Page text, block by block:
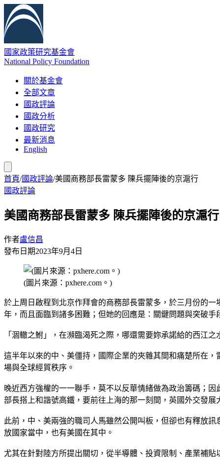
國家政策研究基金會
National Policy Foundation
關於基金會
全部文章
國政評論
國政分析
國政研究
最新消息
English
首頁/國政評論/美國商務部長雷蒙多 陳兵擺陣後的京滬行
國政評論
美國商務部長雷蒙多 陳兵擺陣後的京滬行
作者盧信昌
發布日期2023年9月4日
(圖片來源：pxhere.com。)
於上周日啟程到北京作拜會的商務部長雷蒙多，於三月份的一
年，而且面臨到諸多困難；但她的回應是：關鍵問題與突破
「涸轍之鮒」，在瀕臨渴死之際，哪還需要妳承諾給的西江之
這半年以來的中、美僵持，國際企業的夾雜其間和痛楚所在
場與全球經貿秩序。
晚近西方強權的一一聯手，莫不以反華情緒做為政治籌碼；
部長搭上和諧號高鐵，要前往上海的那一刻間，英國外交發展
此前，中、美兩強的職司人馬雖然公開叫板，但卻也有釋放
放國家當中，也有美國在其中。
尤其在針對陸方所提出關切，從半導體、投資限制、產業補